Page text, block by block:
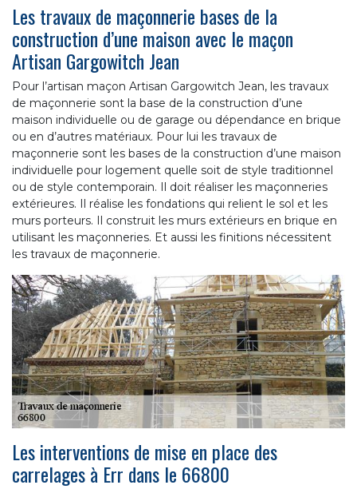
Les travaux de maçonnerie bases de la
construction d’une maison avec le maçon
Artisan Gargowitch Jean
Pour l’artisan maçon Artisan Gargowitch Jean, les travaux
de maçonnerie sont la base de la construction d’une
maison individuelle ou de garage ou dépendance en brique
ou en d’autres matériaux. Pour lui les travaux de
maçonnerie sont les bases de la construction d’une maison
individuelle pour logement quelle soit de style traditionnel
ou de style contemporain. Il doit réaliser les maçonneries
extérieures. Il réalise les fondations qui relient le sol et les
murs porteurs. Il construit les murs extérieurs en brique en
utilisant les maçonneries. Et aussi les finitions nécessitent
les travaux de maçonnerie.
Les interventions de mise en place des
carrelages à Err dans le 66800